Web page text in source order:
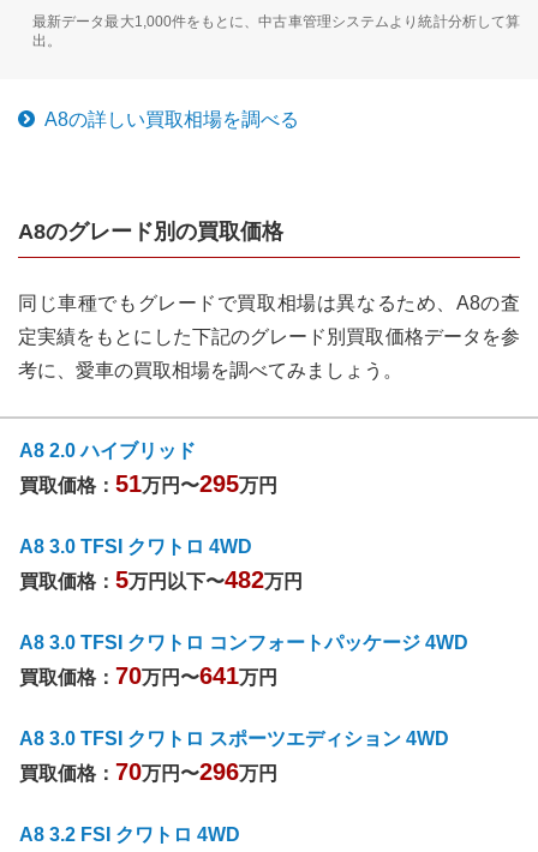
最新データ最大1,000件をもとに、中古車管理システムより統計分析して算
出。
A8の詳しい買取相場を調べる
A8のグレード別の買取価格
同じ車種でもグレードで買取相場は異なるため、 A8の査
定実績をもとにした下記のグレード別買取価格データを参
考に、愛車の買取相場を調べてみましょう。
A8 2.0 ハイブリッド
買取価格： 51万円〜295万円
A8 3.0 TFSI クワトロ 4WD
買取価格： 5万円以下〜482万円
A8 3.0 TFSI クワトロ コンフォートパッケージ 4WD
買取価格： 70万円〜641万円
A8 3.0 TFSI クワトロ スポーツエディション 4WD
買取価格： 70万円〜296万円
A8 3.2 FSI クワトロ 4WD